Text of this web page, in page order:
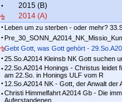
2015 (B)
2014 (A)
Leben um zu sterben - oder mehr?
Gebt Gott, was Gott gehört -
25.So.A2014 Kleinsb NK Gott suchen
22.So.A2014 Honings - Christus leidet
am 22.So. in Honings ULF vom R
12.So.A2014 NK - Gott, der Anwalt der
Christi Himmelfahrt A2014 Gb - Die
Auferstandenen